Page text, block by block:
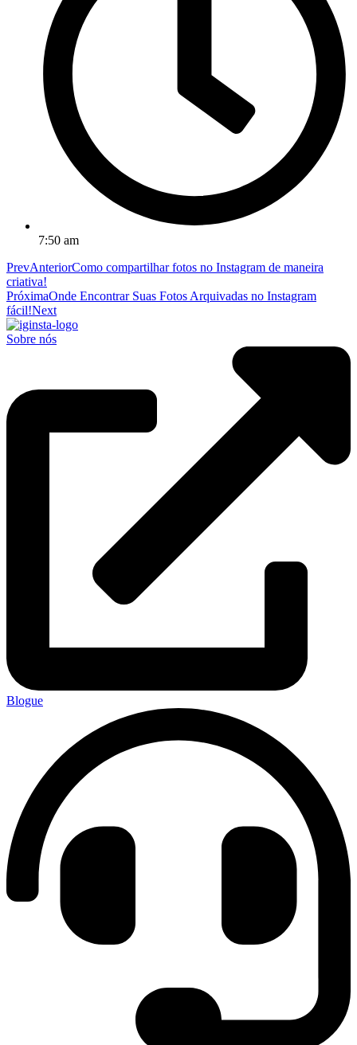
7:50 am
PrevAnteriorComo compartilhar fotos no Instagram de maneira
criativa!
PróximaOnde Encontrar Suas Fotos Arquivadas no Instagram
fácil!Next
Sobre nós
Blogue